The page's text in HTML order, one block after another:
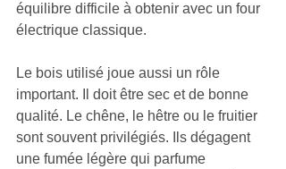
équilibre difficile à obtenir avec un four
électrique classique.
Le bois utilisé joue aussi un rôle
important. Il doit être sec et de bonne
qualité. Le chêne, le hêtre ou le fruitier
sont souvent privilégiés. Ils dégagent
une fumée légère qui parfume